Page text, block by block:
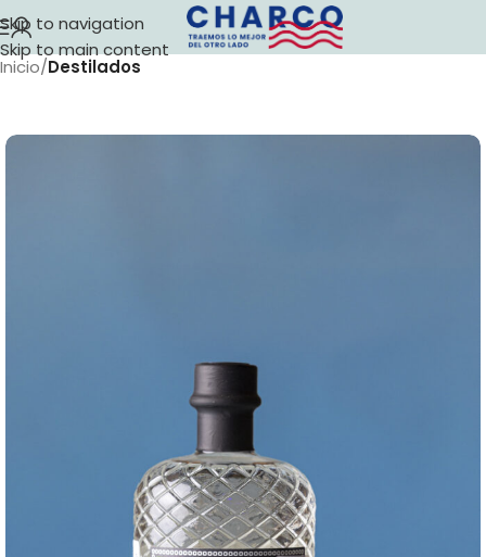
Skip to navigation
Skip to main content
Inicio Destilados